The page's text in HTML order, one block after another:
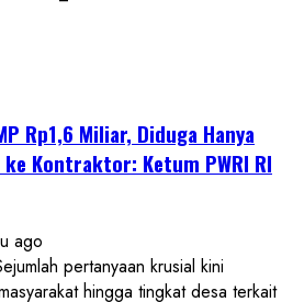
Rp1,6 Miliar, Diduga Hanya
Kontraktor: Ketum PWRI RI
ago
pertanyaan krusial kini
hingga tingkat desa terkait